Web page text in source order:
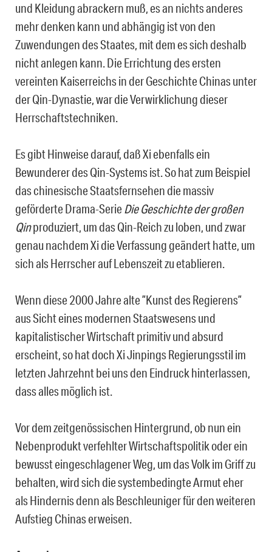
und Kleidung abrackern muß, es an nichts anderes
mehr denken kann und abhängig ist von den
Zuwendungen des Staates, mit dem es sich deshalb
nicht anlegen kann. Die Errichtung des ersten
vereinten Kaiserreichs in der Geschichte Chinas unter
der Qin-Dynastie, war die Verwirklichung dieser
Herrschaftstechniken.
Es gibt Hinweise darauf, daß Xi ebenfalls ein
Bewunderer des Qin-Systems ist. So hat zum Beispiel
das chinesische Staatsfernsehen die massiv
geförderte Drama-SerieDie Geschichte der großen
Qinproduziert, um das Qin-Reich zu loben, und zwar
genau nachdem Xi die Verfassung geändert hatte, um
sich als Herrscher auf Lebenszeit zu etablieren.
Wenn diese 2000 Jahre alte ”Kunst des Regierens”
aus Sicht eines modernen Staatswesens und
kapitalistischer Wirtschaft primitiv und absurd
erscheint, so hat doch Xi Jinpings Regierungsstil im
letzten Jahrzehnt bei uns den Eindruck hinterlassen,
dass alles möglich ist.
Vor dem zeitgenössischen Hintergrund, ob nun ein
Nebenprodukt verfehlter Wirtschaftspolitik oder ein
bewusst eingeschlagener Weg, um das Volk im Griff zu
behalten, wird sich die systembedingte Armut eher
als Hindernis denn als Beschleuniger für den weiteren
Aufstieg Chinas erweisen.